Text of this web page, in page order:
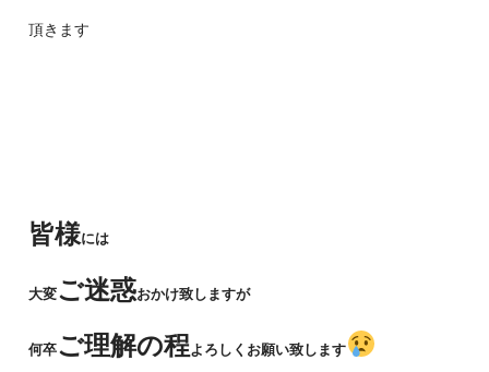
頂きます
皆様には
大変ご迷惑おかけ致しますが
何卒ご理解の程よろしくお願い致します